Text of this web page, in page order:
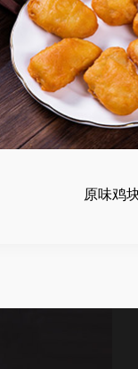
原味鸡